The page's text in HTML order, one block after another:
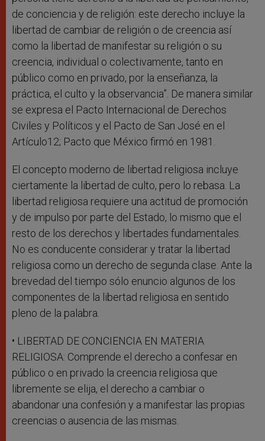
de conciencia y de religión: este derecho incluye la
libertad de cambiar de religión o de creencia así
como la libertad de manifestar su religión o su
creencia, individual o colectivamente, tanto en
público como en privado, por la enseñanza, la
práctica, el culto y la observancia”. De manera similar
se expresa el Pacto Internacional de Derechos
Civiles y Políticos y el Pacto de San José en el
Artículo12; Pacto que México firmó en 1981.
El concepto moderno de libertad religiosa incluye
ciertamente la libertad de culto, pero lo rebasa. La
libertad religiosa requiere una actitud de promoción
y de impulso por parte del Estado, lo mismo que el
resto de los derechos y libertades fundamentales.
No es conducente considerar y tratar la libertad
religiosa como un derecho de segunda clase. Ante la
brevedad del tiempo sólo enuncio algunos de los
componentes de la libertad religiosa en sentido
pleno de la palabra.
• LIBERTAD DE CONCIENCIA EN MATERIA
RELIGIOSA: Comprende el derecho a confesar en
público o en privado la creencia religiosa que
libremente se elija, el derecho a cambiar o
abandonar una confesión y a manifestar las propias
creencias o ausencia de las mismas.